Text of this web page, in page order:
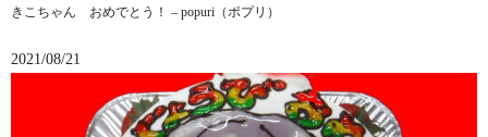
きこちゃん おめでとう！ – popuri（ポプリ）
2021/08/21